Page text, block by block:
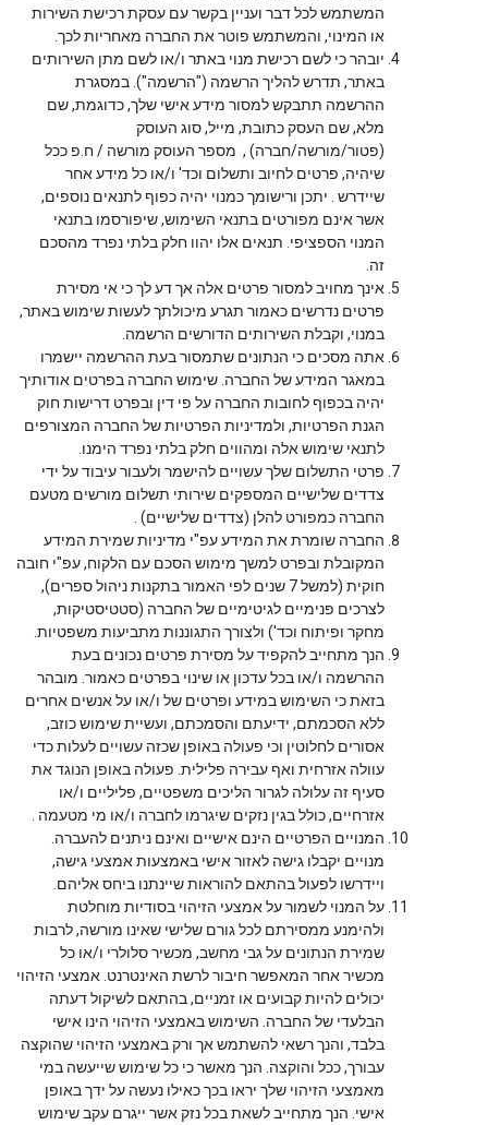
המשתמש לכל דבר ועניין בקשר עם עסקת רכישת השירות
או המינוי, והמשתמש פוטר את החברה מאחריות לכך.
יובהר כי לשם רכישת מנוי באתר ו/או לשם מתן השירותים
באתר, תדרש להליך הרשמה ("הרשמה"). במסגרת
ההרשמה תתבקש למסור מידע אישי שלך, כדוגמת, שם
מלא, שם העסק כתובת, מייל, סוג העוסק
(פטור/מורשה/חברה) , מספר העוסק מורשה / ח.פ ככל
שיהיה, פרטים לחיוב ותשלום וכד' ו/או כל מידע אחר
שיידרש . יתכן ורישומך כמנוי יהיה כפוף לתנאים נוספים,
אשר אינם מפורטים בתנאי השימוש, שיפורסמו בתנאי
המנוי הספציפי. תנאים אלו יהוו חלק בלתי נפרד מהסכם
זה.
אינך מחויב למסור פרטים אלה אך דע לך כי אי מסירת
פרטים נדרשים כאמור תגרע מיכולתך לעשות שימוש באתר,
במנוי, וקבלת השירותים הדורשים הרשמה.
אתה מסכים כי הנתונים שתמסור בעת ההרשמה יישמרו
במאגר המידע של החברה. שימוש החברה בפרטים אודותיך
יהיה בכפוף לחובות החברה על פי דין ובפרט דרישות חוק
הגנת הפרטיות, ולמדיניות הפרטיות של החברה המצורפים
לתנאי שימוש אלה ומהווים חלק בלתי נפרד הימנו.
פרטי התשלום שלך עשויים להישמר ולעבור עיבוד על ידי
צדדים שלישיים המספקים שירותי תשלום מורשים מטעם
החברה כמפורט להלן (צדדים שלישיים) .
החברה שומרת את המידע עפ"י מדיניות שמירת המידע
המקובלת ובפרט למשך מימוש הסכם עם הלקוח, עפ"י חובה
חוקית (למשל 7 שנים לפי האמור בתקנות ניהול ספרים),
לצרכים פנימיים לגיטימיים של החברה (סטטיסטיקות,
מחקר ופיתוח וכד') ולצורך התגוננות מתביעות משפטיות.
הנך מתחייב להקפיד על מסירת פרטים נכונים בעת
ההרשמה ו/או בכל עדכון או שינוי בפרטים כאמור. מובהר
בזאת כי השימוש במידע ופרטים של ו/או על אנשים אחרים
ללא הסכמתם, ידיעתם והסמכתם, ועשיית שימוש כוזב,
אסורים לחלוטין וכי פעולה באופן שכזה עשויים לעלות כדי
עוולה אזרחית ואף עבירה פלילית. פעולה באופן הנוגד את
סעיף זה עלולה לגרור הליכים משפטיים, פליליים ו/או
אזרחיים, כולל בגין נזקים שיגרמו לחברה ו/או מי מטעמה .
המנויים הפרטיים הינם אישיים ואינם ניתנים להעברה.
מנויים יקבלו גישה לאזור אישי באמצעות אמצעי גישה,
ויידרשו לפעול בהתאם להוראות שיינתנו ביחס אליהם.
על המנוי לשמור על אמצעי הזיהוי בסודיות מוחלטת
ולהימנע ממסירתם לכל גורם שלישי שאינו מורשה, לרבות
שמירת הנתונים על גבי מחשב, מכשיר סלולרי ו/או כל
מכשיר אחר המאפשר חיבור לרשת האינטרנט. אמצעי הזיהוי
יכולים להיות קבועים או זמניים, בהתאם לשיקול דעתה
הבלעדי של החברה. השימוש באמצעי הזיהוי הינו אישי
בלבד, והנך רשאי להשתמש אך ורק באמצעי הזיהוי שהוקצה
עבורך, ככל והוקצה. הנך מאשר כי כל שימוש שייעשה במי
מאמצעי הזיהוי שלך יראו בכך כאילו נעשה על ידך באופן
אישי. הנך מתחייב לשאת בכל נזק אשר ייגרם עקב שימוש